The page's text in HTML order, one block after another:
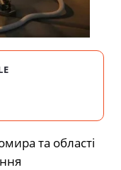
та області